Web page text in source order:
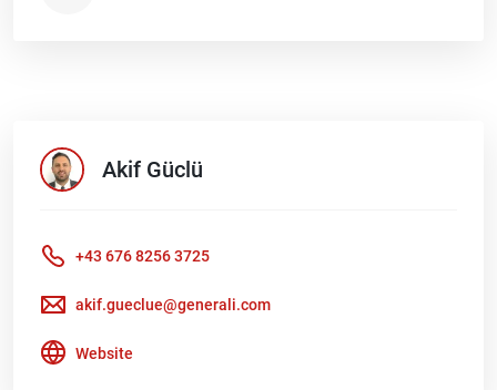
Akif Güclü
+43 676 8256 3725
akif.gueclue@generali.com
Website